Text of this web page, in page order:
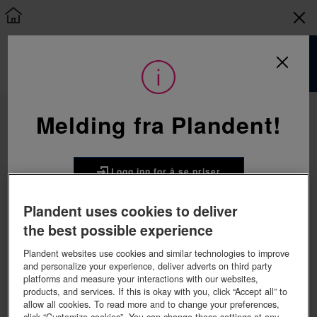
Søkeresultater
Viser 107 treff påtepe iAlle
Sorter etter
Melding fra Plandent!
Logg inn for å se priser
Plandent AS
Telefon: 22 07 27 27
0601 OSLO
Handle i nettbutikken?
FÅ OPPRETTET KUNDEKONTO HER
Minner om at bestillingsfrist for utsendelse fra Finland
samme dag er kl. 12:30
Ved kassering av brukt utstyr eller bestilling av El-
avfall.
Kontakt Revac sentralt, alt koordineres der for hele
landet
Plandent uses cookies to deliver
the best possible experience
Plandent websites use cookies and similar technologies to improve
and personalize your experience, deliver adverts on third party
platforms and measure your interactions with our websites,
products, and services. If this is okay with you, click “Accept all” to
allow all cookies. To read more and to change your preferences,